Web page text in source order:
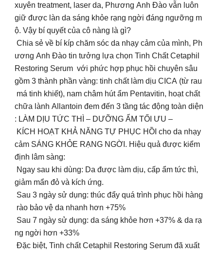
xuyên treatment, laser da, Phương Anh Đào vẫn luôn
giữ được làn da sáng khỏe rạng ngời đáng ngưỡng m
ộ. Vậy bí quyết của cô nàng là gì?
Chia sẻ về bí kíp chăm sóc da nhạy cảm của mình, Ph
ương Anh Đào tin tưởng lựa chọn Tinh Chất Cetaphil
Restoring Serum với phức hợp phục hồi chuyên sâu
gồm 3 thành phần vàng: tinh chất làm dịu CICA (từ rau
má tinh khiết), nam châm hút ẩm Pentavitin, hoạt chất
chữa lành Allantoin đem đến 3 tầng tác động toàn diện
: LÀM DỊU TỨC THÌ – DƯỠNG ẨM TỐI ƯU –
KÍCH HOẠT KHẢ NĂNG TỰ PHỤC HỒI cho da nhạy
cảm SÁNG KHỎE RẠNG NGỜI. Hiệu quả được kiểm
định lâm sàng:
Ngay sau khi dùng: Da được làm dịu, cấp ẩm tức thì,
giảm mẩn đỏ và kích ứng.
Sau 3 ngày sử dụng: thúc đẩy quá trình phục hồi hàng
rào bảo vệ da nhanh hơn +75%
Sau 7 ngày sử dụng: da sáng khỏe hơn +37% & da rạ
ng ngời hơn +33%
Đặc biệt, Tinh chất Cetaphil Restoring Serum đã xuất